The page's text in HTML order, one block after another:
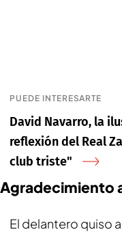
PUEDE INTERESARTE
David Navarro, la
reflexión del Real
club triste"
Agradecimiento
El delantero quiso